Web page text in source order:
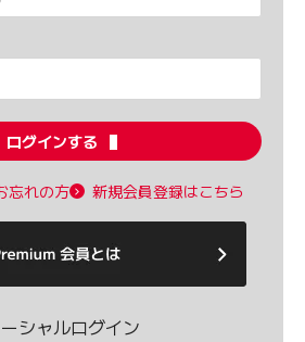
ログインする
忘れの方 新規会員登録はこちら
シャルログイン